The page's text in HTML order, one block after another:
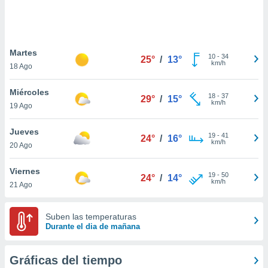
únicos
similares
como
sitio
de
posible
traten tus
en
interés
Para
su
Martes
18 Ago
25° / 13° 10- 34
km/h
Miércoles
19 Ago
29° / 15° 18- 37
km/h
Jueves
20 Ago
24° / 16° 19- 41
km/h
Viernes
21 Ago
24° / 14° 19- 50
km/h
Suben las temperaturas
Durante el dia de mañana
Gráficas del tiempo